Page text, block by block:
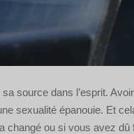
source dans l’esprit.
sexualité épanouie. Et
changé ou si vous avez